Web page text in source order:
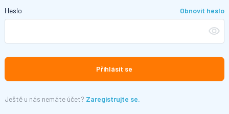
Heslo Obnovit heslo
Přihlásit se
Ještě u nás nemáte účet? Zaregistrujte se.